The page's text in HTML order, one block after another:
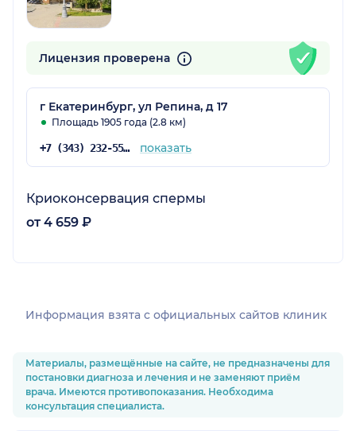
Лицензия проверена
г Екатеринбург, ул Репина, д 17
Площадь 1905 года (2.8 км)
+7 (343) 232-55-12 показать
Криоконсервация спермы
от 4 659 ₽
Информация взята c официальных сайтов клиник
Материалы, размещённые на сайте, не предназначены для
постановки диагноза и лечения и не заменяют приём
врача. Имеются противопоказания. Необходима
консультация специалиста.